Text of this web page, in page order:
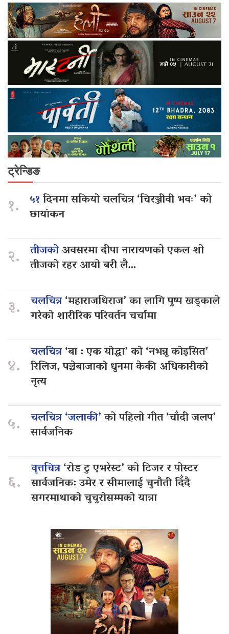
ट्रेन्डिङ
१. ५१दिनमा सकियो चलचित्र ‘चिरञ्जीवी भवः’ को
छायांकन
२. तीजकोअवसरमा दीपा नारायणको एकल शो
तीजको रहर आयो बरी लै…
३. चलचित्र‘महाराजधिराज’ का लागि पुष्प खड्काले
गरेको शारीरिक परिवर्तन चर्चामा
४.
चलचित्र‘बा : एक योद्धा’ को ‘नभन्नू कोइसित’
रिलिज, पञ्चेबाजाको धुनमा केकी अधिकारीको
नृत्य
५. चलचित्र ‘जलाकी’को पहिलो गीत ‘चाँदी जलप’
सार्वजनिक
६.
वृत्तचित्र‘रोड टु एभरेस्ट’ को टिजर र पोस्टर
सार्वजनिक: उमेर र सीमालाई चुनौती दिँदै
सगरमाथाको चुचुरोसम्मको यात्रा